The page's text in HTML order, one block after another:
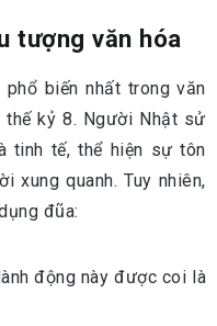
tượng văn hóa
biến nhất trong văn
kỷ 8. Người Nhật sử
tinh tế, thể hiện sự tôn
xung quanh. Tuy nhiên,
đũa:
động này được coi là